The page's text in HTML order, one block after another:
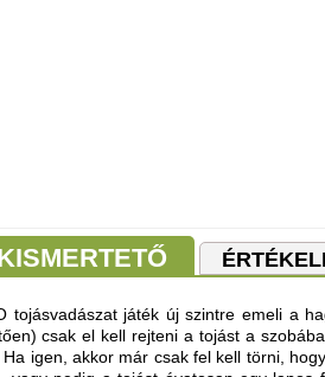
tojásvadászat játék új szintre emeli a
csak el kell rejteni a tojást a
igen, akkor már csak fel kell törni,